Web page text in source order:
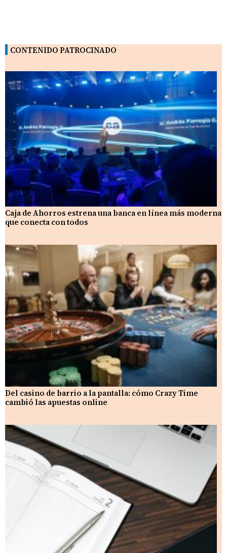
CONTENIDO PATROCINADO
Caja de Ahorros estrena una banca en línea más moderna
que conecta con todos
Del casino de barrio a la pantalla: cómo Crazy Time
cambió las apuestas online